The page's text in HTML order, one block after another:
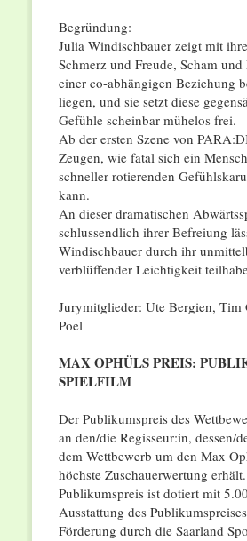
Begründung:
Julia Windischbauer zeigt mit
Schmerz und Freude, Scham
einer co-abhängigen Beziehung
liegen, und sie setzt diese
Gefühle scheinbar mühelos frei.
Ab der ersten Szene von
Zeugen, wie fatal sich ein
schneller rotierenden
kann.
An dieser dramatischen
schlussendlich ihrer Befreiung
Windischbauer durch ihr
verblüffender Leichtigkeit
Jurymitglieder: Ute Bergien, Tim
Poel
MAX OPHÜLS PREIS:
SPIELFILM
Der Publikumspreis des
an den/die Regisseur:in, dessen/
dem Wettbewerb um den Max
höchste Zuschauerwertung
Publikumspreis ist dotiert mit
Ausstattung des
Förderung durch die Saarland